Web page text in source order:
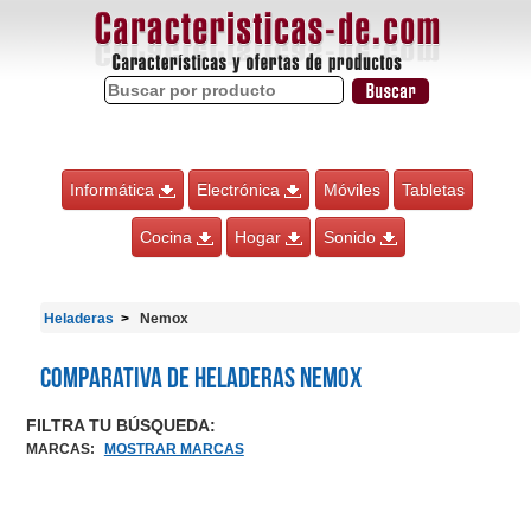
Informática Electrónica Móviles Tabletas
Cocina Hogar Sonido
Heladeras Nemox
Comparativa de Heladeras Nemox
FILTRA TU BÚSQUEDA:
MARCAS: MOSTRAR MARCAS